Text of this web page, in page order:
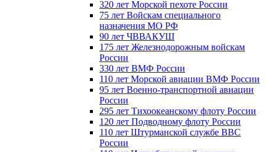
320 лет Морской пехоте России
75 лет Войскам специального
назначения МО РФ
90 лет ЧВВАКУШ
175 лет Железнодорожным войскам
России
330 лет ВМФ России
110 лет Морской авиации ВМФ России
95 лет Военно-транспортной авиации
России
295 лет Тихоокеанскому флоту России
120 лет Подводному флоту России
110 лет Штурманской службе ВВС
России